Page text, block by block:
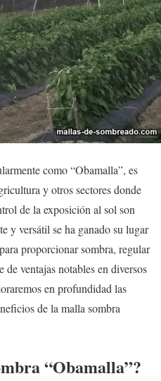
como “Obamalla”, es
y otros sectores donde
de la exposición al sol son
y versátil se ha ganado su lugar
proporcionar sombra, regular
ventajas notables en diversos
en profundidad las
de la malla sombra
“Obamalla”?